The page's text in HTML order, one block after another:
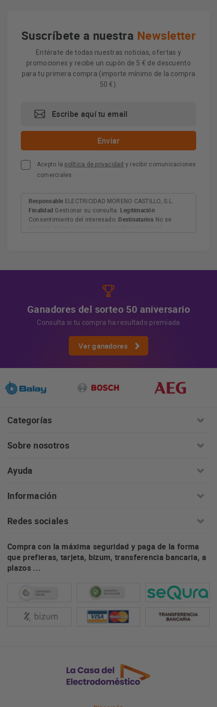
Suscríbete a nuestra Newsletter
Entérate de todas nuestras noticias, ofertas y
promociones y recibe un cupón de 5 € de descuento
para tu primera compra (importe mínimo de la compra
50 €).
Acepto la política de privacidad y recibir comunicaciones
comerciales
Responsable ELECTRICIDAD MORENO CASTILLO, S.L.
Finalidad Gestionar su consulta. Legitimación
Consentimiento del interesado. Destinatarios No se
Ganadores del sorteo 50 aniversario
Consulta si tu compra ha resultado premiada
Ver ganadores
Categorías
Sobre nosotros
Ayuda
Información
Redes sociales
Compra con la máxima seguridad y paga de la forma
que prefieras, tarjeta, bizum, transferencia bancaria, a
plazos ...